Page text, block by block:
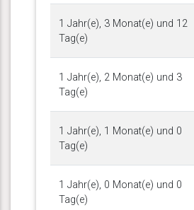
1 Jahr(e), 3 Monat(e) und 12
Tag(e)
1 Jahr(e), 2 Monat(e) und 3
Tag(e)
1 Jahr(e), 1 Monat(e) und 0
Tag(e)
1 Jahr(e), 0 Monat(e) und 0
Tag(e)